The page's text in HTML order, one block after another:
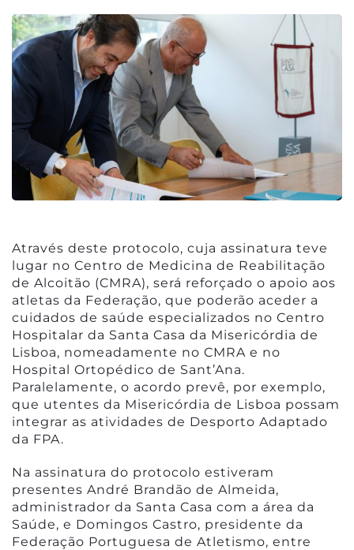
Através deste protocolo, cuja assinatura teve
lugar no Centro de Medicina de Reabilitação
de Alcoitão (CMRA), será reforçado o apoio aos
atletas da Federação, que poderão aceder a
cuidados de saúde especializados no Centro
Hospitalar da Santa Casa da Misericórdia de
Lisboa, nomeadamente no CMRA e no
Hospital Ortopédico de Sant’Ana.
Paralelamente, o acordo prevê, por exemplo,
que utentes da Misericórdia de Lisboa possam
integrar as atividades de Desporto Adaptado
da FPA.
Na assinatura do protocolo estiveram
presentes André Brandão de Almeida,
administrador da Santa Casa com a área da
Saúde, e Domingos Castro, presidente da
Federação Portuguesa de Atletismo, entre